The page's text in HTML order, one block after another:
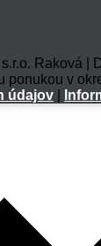
Raková |
ponukou v
údajov